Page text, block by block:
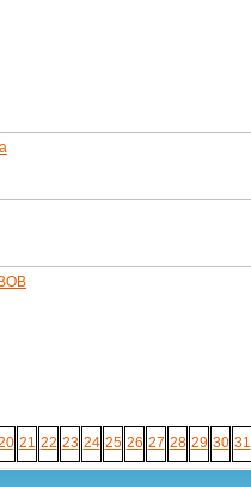
21 22 23 24 25 26 27 28 29 30 31